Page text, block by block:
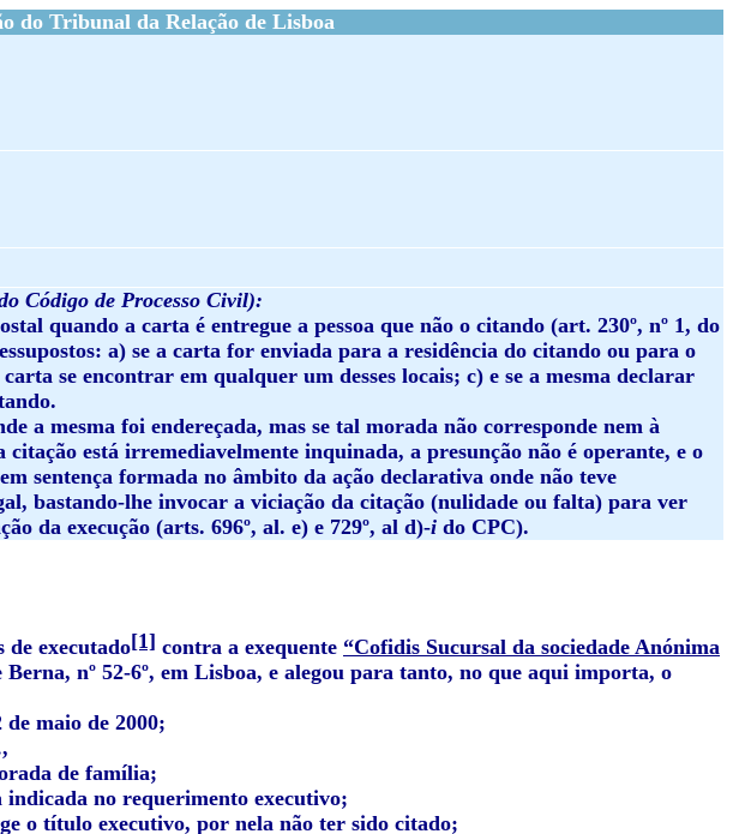
do Tribunal da Relação de Lisboa
Código de Processo Civil):
quando a carta é entregue a pessoa que não o citando (art. 230º, nº 1, do
a) se a carta for enviada para a residência do citando ou para o
se encontrar em qualquer um desses locais; c) e se a mesma declarar
a mesma foi endereçada, mas se tal morada não corresponde nem à
está irremediavelmente inquinada, a presunção não é operante, e o
sentença formada no âmbito da ação declarativa onde não teve
bastando-lhe invocar a viciação da citação (nulidade ou falta) para ver
da execução (arts. 696º, al. e) e 729º, al d)-i do CPC).
executado[1] contra a exequente “Cofidis Sucursal da sociedade Anónima
Berna, nº 52-6º, em Lisboa, e alegou para tanto, no que aqui importa, o
maio de 2000;
de família;
no requerimento executivo;
o título executivo, por nela não ter sido citado;